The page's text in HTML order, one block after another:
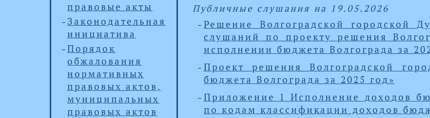
правовые акты
Законодательная
инициатива
Порядок
обжалования
нормативных
правовых актов,
муниципальных
правовых актов
Публичные слушания на 19.05.2026
Решение Волгоградской городской
слушаний по проекту решения
исполнении бюджета Волгограда за
Проект решения Волгоградской
бюджета Волгограда за 2025 год»
Приложение 1 Исполнение доходов
по кодам классификации доходов